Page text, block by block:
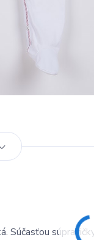
Súčasťou